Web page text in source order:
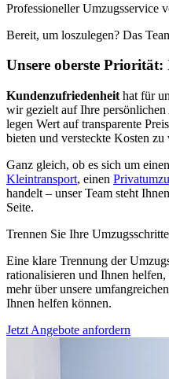
Professioneller Umzugsservice
Bereit, um loszulegen? Das
Unsere oberste
Kundenzufriedenheit hat für
wir gezielt auf Ihre
legen Wert auf transparente
bieten und versteckte Kosten zu
Ganz gleich, ob es sich um
Kleintransport, einen
handelt – unser Team steht
Seite.
Trennen Sie Ihre Umzugsschritte
Eine klare Trennung der
rationalisieren und Ihnen
mehr über unsere
Ihnen helfen können.
Jetzt Angebote anfordern